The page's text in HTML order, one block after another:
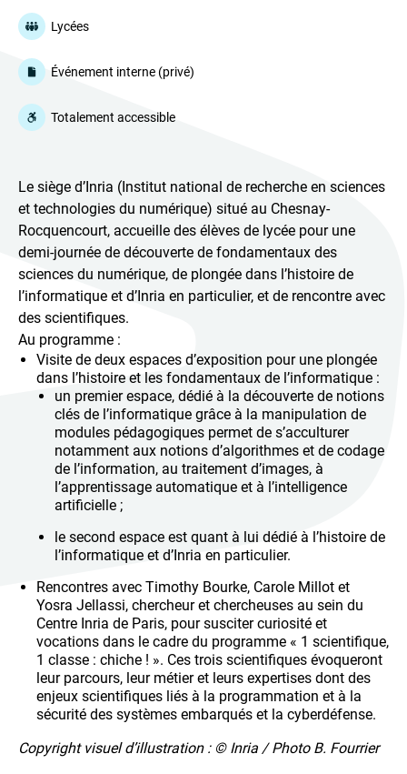
Lycées
Événement interne (privé)
Totalement accessible
Le siège d’Inria (Institut national de recherche en sciences
et technologies du numérique) situé au Chesnay-
Rocquencourt, accueille des élèves de lycée pour une
demi-journée de découverte de fondamentaux des
sciences du numérique, de plongée dans l’histoire de
l’informatique et d’Inria en particulier, et de rencontre avec
des scientifiques.
Au programme :
Visite de deux espaces d’exposition pour une plongée
dans l’histoire et les fondamentaux de l’informatique :
un premier espace, dédié à la découverte de notions
clés de l’informatique grâce à la manipulation de
modules pédagogiques permet de s’acculturer
notamment aux notions d’algorithmes et de codage
de l’information, au traitement d’images, à
l’apprentissage automatique et à l’intelligence
artificielle ;
le second espace est quant à lui dédié à l’histoire de
l’informatique et d’Inria en particulier.
Rencontres avec Timothy Bourke, Carole Millot et
Yosra Jellassi, chercheur et chercheuses au sein du
Centre Inria de Paris, pour susciter curiosité et
vocations dans le cadre du programme « 1 scientifique,
1 classe : chiche ! ». Ces trois scientifiques évoqueront
leur parcours, leur métier et leurs expertises dont des
enjeux scientifiques liés à la programmation et à la
sécurité des systèmes embarqués et la cyberdéfense.
Copyright visuel d’illustration : © Inria / Photo B. Fourrier